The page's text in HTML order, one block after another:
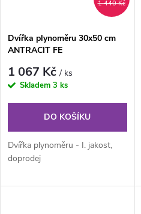
1 440 Kč
Dvířka plynoměru 30x50 cm
ANTRACIT FE
1 067 Kč/ ks
Skladem 3 ks
DO KOŠÍKU
Dvířka plynoměru - I. jakost,
doprodej